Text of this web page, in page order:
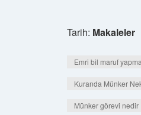
Tarih: Makaleler
Emri bil maruf
Kuranda Münker
Münker görevi nedir